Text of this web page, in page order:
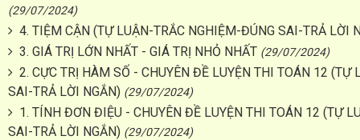
(29/07/2024)
4. TIỆM CẬN (TỰ LUẬN-TRẮC NGHIỆM-ĐÚNG SAI-TRẢ LỜI
3. GIÁ TRỊ LỚN NHẤT - GIÁ TRỊ NHỎ NHẤT (29/07/2024)
2. CỰC TRỊ HÀM SỐ - CHUYÊN ĐỀ LUYỆN THI TOÁN 12 (TỰ
SAI-TRẢ LỜI NGẮN) (29/07/2024)
1. TÍNH ĐƠN ĐIỆU - CHUYÊN ĐỀ LUYỆN THI TOÁN 12 (TỰ
SAI-TRẢ LỜI NGẮN) (29/07/2024)